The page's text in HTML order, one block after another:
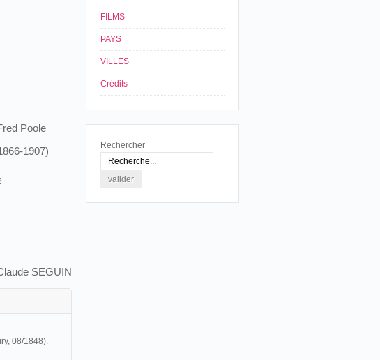
Poole
1907)
SEGUIN
08/1848).
FILMS
PAYS
VILLES
Crédits
Rechercher